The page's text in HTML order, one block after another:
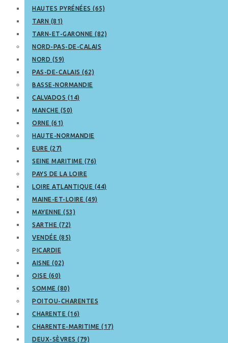
HAUTES PYRÉNÉES (65)
TARN (81)
TARN-ET-GARONNE (82)
NORD-PAS-DE-CALAIS
NORD (59)
PAS-DE-CALAIS (62)
BASSE-NORMANDIE
CALVADOS (14)
MANCHE (50)
ORNE (61)
HAUTE-NORMANDIE
EURE (27)
SEINE MARITIME (76)
PAYS DE LA LOIRE
LOIRE ATLANTIQUE (44)
MAINE-ET-LOIRE (49)
MAYENNE (53)
SARTHE (72)
VENDÉE (85)
PICARDIE
AISNE (02)
OISE (60)
SOMME (80)
POITOU-CHARENTES
CHARENTE (16)
CHARENTE-MARITIME (17)
DEUX-SÈVRES (79)